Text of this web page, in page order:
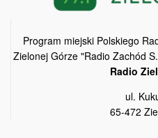
Program miejski Polskiego
Zielonej Górze "Radio Zachód
Radio
ul.
65-472